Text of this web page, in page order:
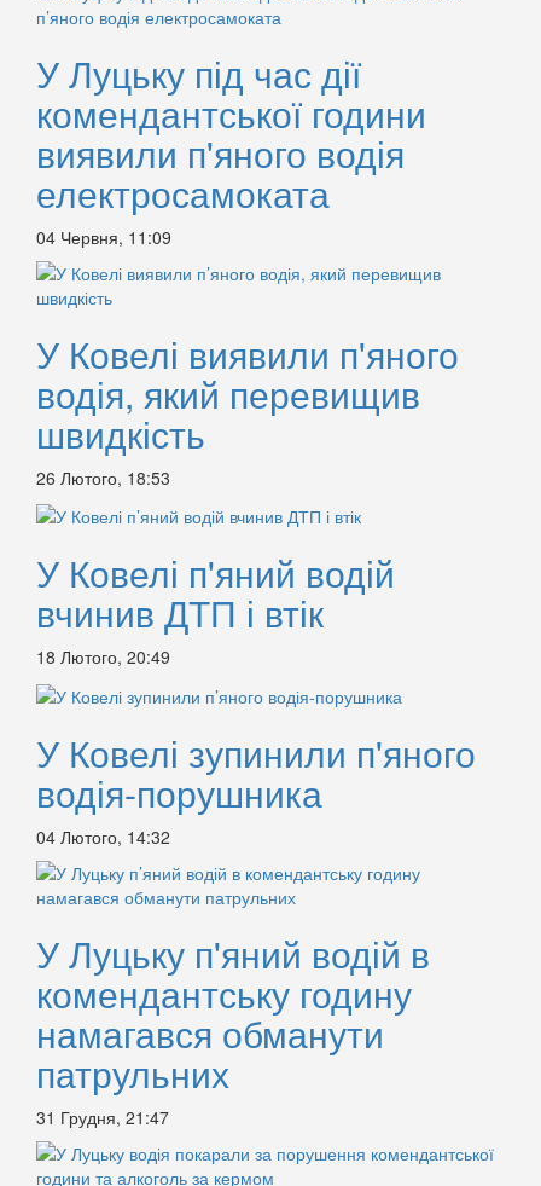
У Луцьку під час дії
комендантської години
виявили п'яного водія
електросамоката
04 Червня, 11:09
У Ковелі виявили п'яного
водія, який перевищив
швидкість
26 Лютого, 18:53
У Ковелі п'яний водій
вчинив ДТП і втік
18 Лютого, 20:49
У Ковелі зупинили п'яного
водія-порушника
04 Лютого, 14:32
У Луцьку п'яний водій в
комендантську годину
намагався обманути
патрульних
31 Грудня, 21:47